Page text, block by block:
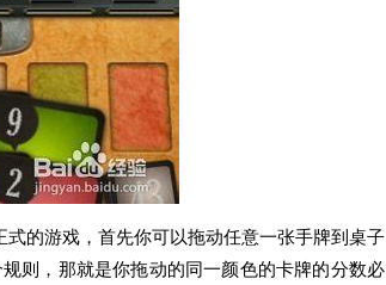
的游戏，首先你可以拖动任意一张手牌到桌子
则，那就是你拖动的同一颜色的卡牌的分数必